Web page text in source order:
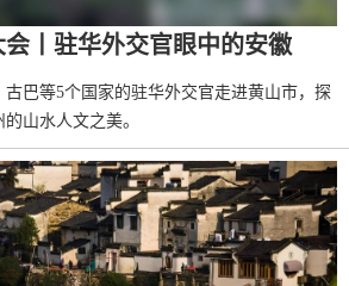
丨驻华外交官眼中的安徽
巴等5个国家的驻华外交官走进黄山市，探
山水人文之美。